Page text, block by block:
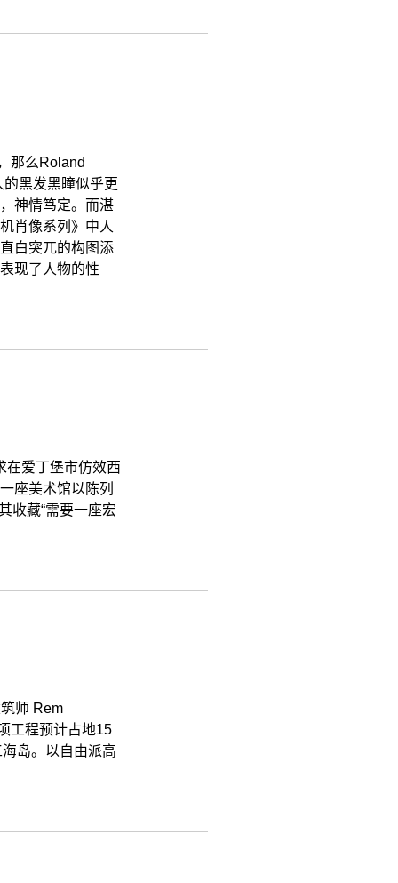
那么Roland
黑发黑瞳似乎更
神情笃定。而湛
肖像系列》中人
白突兀的构图添
现了人物的性
在爱丁堡市仿效西
座美术馆以陈列
收藏“需要一座宏
师 Rem
工程预计占地15
岛。以自由派高